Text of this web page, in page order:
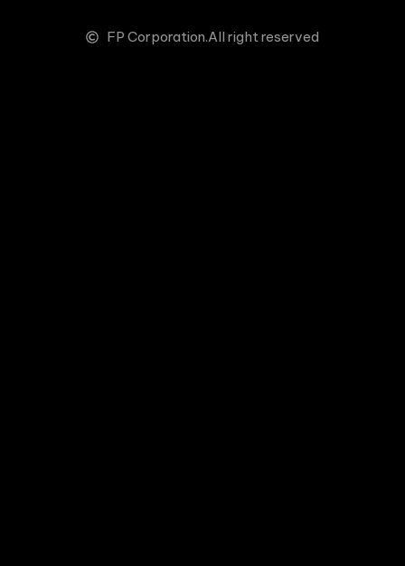
FP Corporation.All right reserved